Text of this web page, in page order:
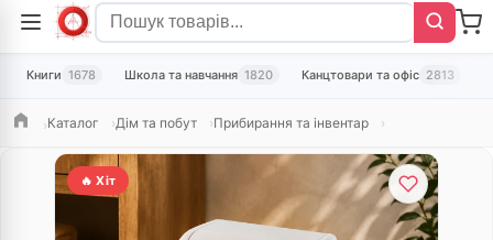
Книги 1678 Школа та навчання 1820 Канцтовари та офіс 2813
ГоловнаКаталог Дім та побут Прибирання та інвентар
🔥 Хіт